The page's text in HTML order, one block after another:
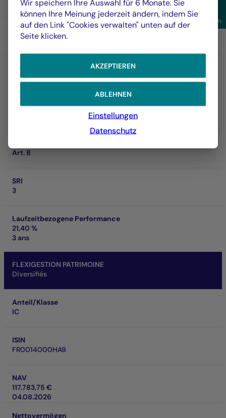
Filtern
ISIN
FR0000974339
231,19 €
Nettovermögen
Art. 8
SRI
3
Laufzeitbezogene Performance
21,40 %
3 ans
FLEXIGESTION PATRIMOINE
Diversifiés
Anteil/Klasse
IC
ISIN
FR0014000HA9
NAV
117.783,75 €
04.08.2026
Nettovermögen
Wir speichern Ihre Auswahl für 6 Monate. Sie
können Ihre Meinung jederzeit ändern, indem Sie
auf den Link "Cookies verwalten" unten auf der
Seite klicken.
AKZEPTIEREN
ABLEHNEN
Einstellungen
Datenschutz